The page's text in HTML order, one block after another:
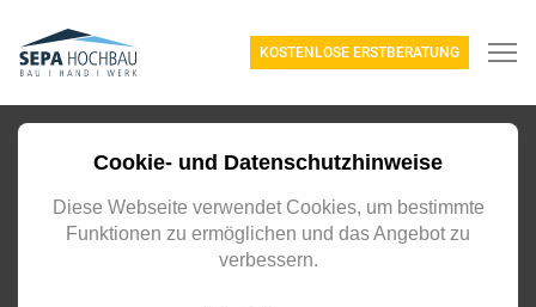
Cookie- und Datenschutzhinweise
Diese Webseite verwendet Cookies, um bestimmte
Funktionen zu ermöglichen und das Angebot zu
verbessern.
KOSTENLOSE ERSTBERATUNG